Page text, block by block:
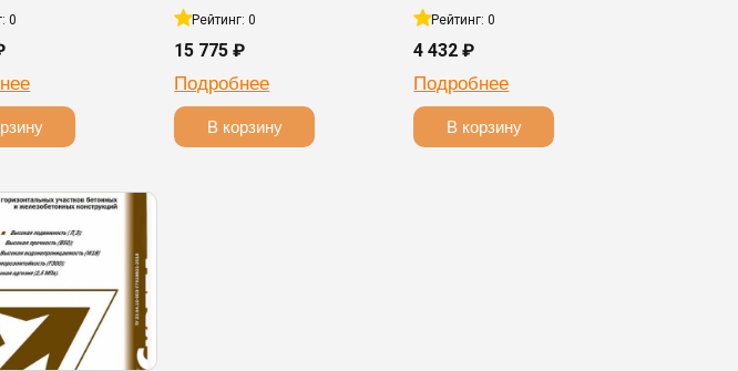
0 Рейтинг: 0
15 775 ₽
Подробнее
В корзину
Рейтинг: 0
4 432 ₽
Подробнее
В корзину